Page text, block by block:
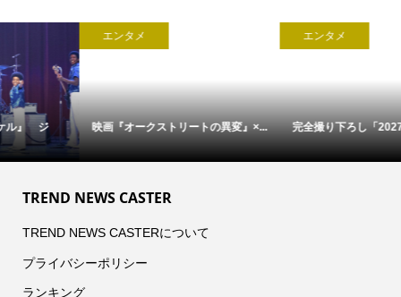
映画『オークストリートの異変』×... 完全撮り下ろし「2027年版 羽生結...
TREND NEWS CASTER
TREND NEWS CASTERについて
プライバシーポリシー
ランキング